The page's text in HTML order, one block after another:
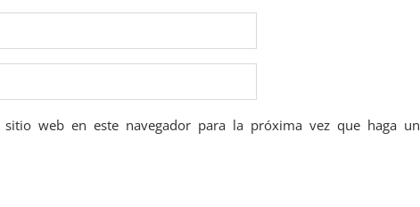
web en este navegador para la próxima vez que haga un